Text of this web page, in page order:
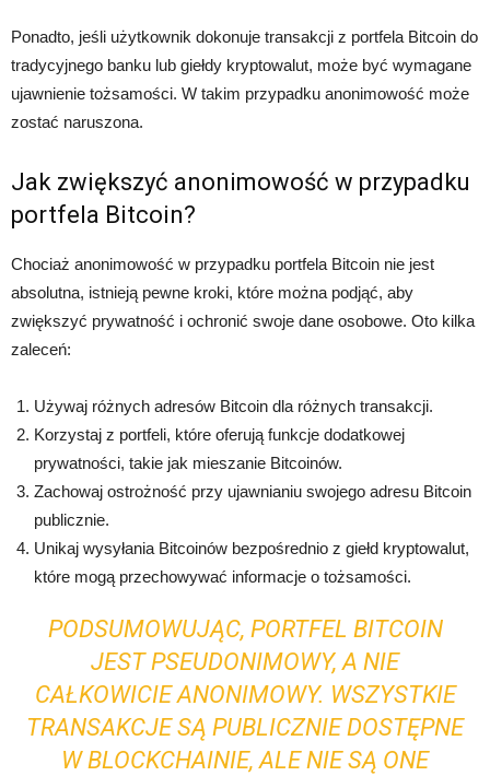
Ponadto, jeśli użytkownik dokonuje transakcji z portfela Bitcoin do
tradycyjnego banku lub giełdy kryptowalut, może być wymagane
ujawnienie tożsamości. W takim przypadku anonimowość może
zostać naruszona.
Jak zwiększyć anonimowość w przypadku
portfela Bitcoin?
Chociaż anonimowość w przypadku portfela Bitcoin nie jest
absolutna, istnieją pewne kroki, które można podjąć, aby
zwiększyć prywatność i ochronić swoje dane osobowe. Oto kilka
zaleceń:
Używaj różnych adresów Bitcoin dla różnych transakcji.
Korzystaj z portfeli, które oferują funkcje dodatkowej
prywatności, takie jak mieszanie Bitcoinów.
Zachowaj ostrożność przy ujawnianiu swojego adresu Bitcoin
publicznie.
Unikaj wysyłania Bitcoinów bezpośrednio z giełd kryptowalut,
które mogą przechowywać informacje o tożsamości.
PODSUMOWUJĄC, PORTFEL BITCOIN
JEST PSEUDONIMOWY, A NIE
CAŁKOWICIE ANONIMOWY. WSZYSTKIE
TRANSAKCJE SĄ PUBLICZNIE DOSTĘPNE
W BLOCKCHAINIE, ALE NIE SĄ ONE